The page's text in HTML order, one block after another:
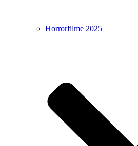
Horrorfilme 2025